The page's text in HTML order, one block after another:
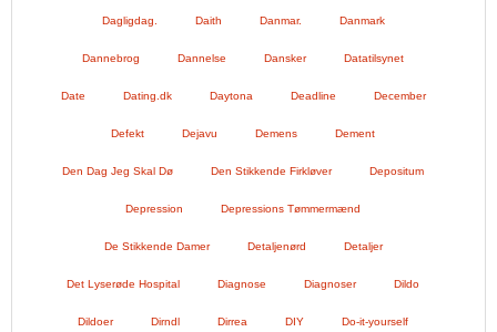
Dagligdag. Daith Danmar. Danmark
Dannebrog Dannelse Dansker Datatilsynet
Date Dating.dk Daytona Deadline December
Defekt Dejavu Demens Dement
Den Dag Jeg Skal Dø Den Stikkende Firkløver Depositum
Depression Depressions Tømmermænd
De Stikkende Damer Detaljenørd Detaljer
Det Lyserøde Hospital Diagnose Diagnoser Dildo
Dildoer Dirndl Dirrea DIY Do-it-yourself